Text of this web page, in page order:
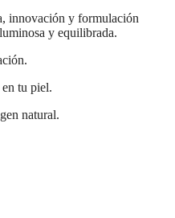
innovación y formulación
y equilibrada.
tu piel.
natural.